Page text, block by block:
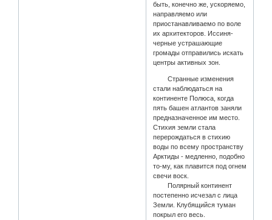
быть, конечно же, ускоряемо,
направляемо или
приостанавливаемо по воле
их архитекторов. Иссиня-
черные устрашающие
громады отправились искать
центры активных зон.
Странные изменения
стали наблюдаться на
континенте Полюса, когда
пять башен атлантов заняли
предназначенное им место.
Стихия земли стала
перерождаться в стихию
воды по всему пространству
Арктиды - медленно, подобно
то-му, как плавится под огнем
свечи воск.
Полярный континент
постепенно исчезал с лица
Земли. Клубящийся туман
покрыл его весь.